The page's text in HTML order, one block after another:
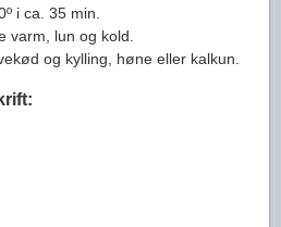
i ca. 35 min.
varm, lun og kold.
og kylling, høne eller kalkun.